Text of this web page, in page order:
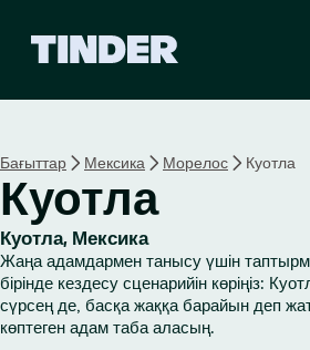
r
e
Бағыттар Мексика Морелос Куотла
Куотла
Куотла, Мексика
Жаңа адамдармен танысу үшін
бірінде кездесу сценарийін көріңіз:
сүрсең де, басқа жаққа барайын деп
көптеген адам таба аласың.